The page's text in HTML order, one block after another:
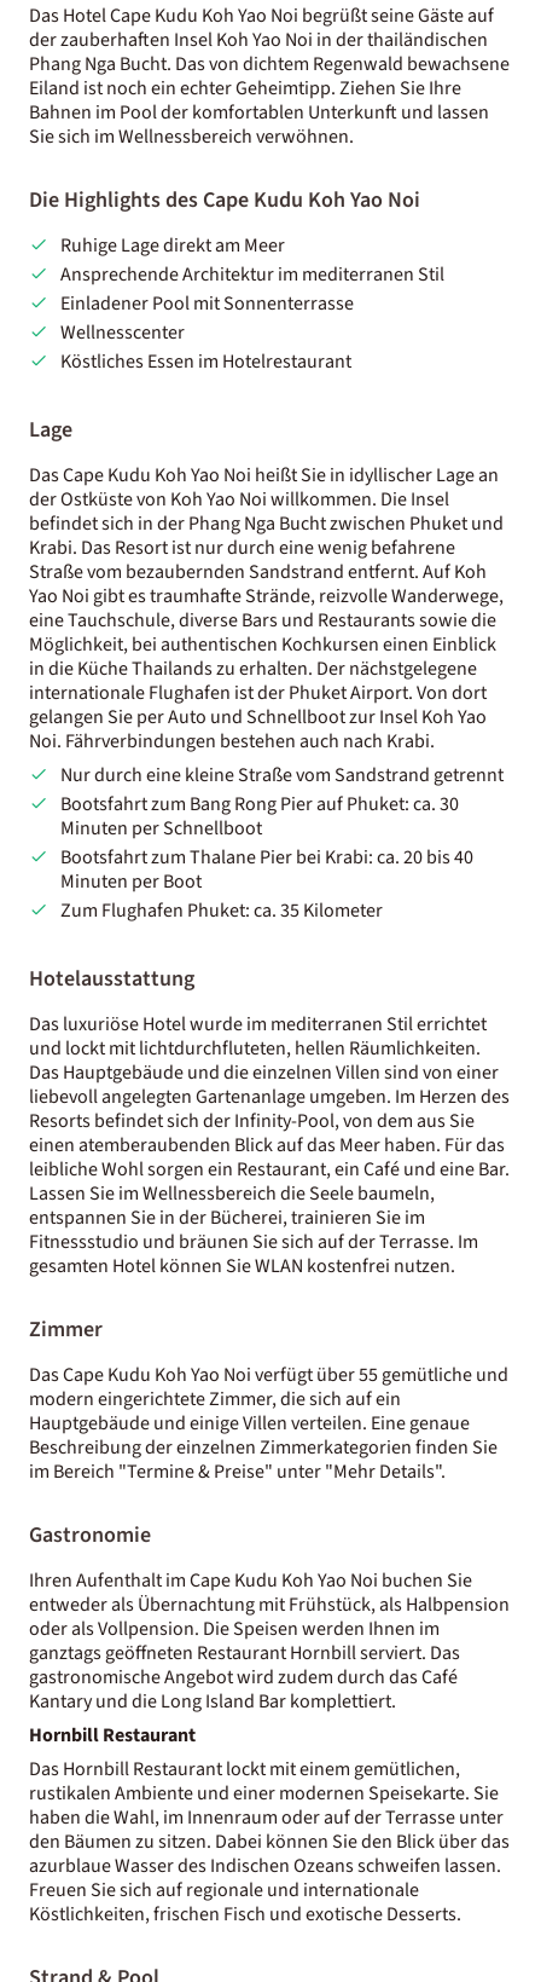
Das Hotel Cape Kudu Koh Yao Noi begrüßt seine Gäste auf
der zauberhaften Insel Koh Yao Noi in der thailändischen
Phang Nga Bucht. Das von dichtem Regenwald bewachsene
Eiland ist noch ein echter Geheimtipp. Ziehen Sie Ihre
Bahnen im Pool der komfortablen Unterkunft und lassen
Sie sich im Wellnessbereich verwöhnen.
Die Highlights des Cape Kudu Koh Yao Noi
Ruhige Lage direkt am Meer
Ansprechende Architektur im mediterranen Stil
Einladener Pool mit Sonnenterrasse
Wellnesscenter
Köstliches Essen im Hotelrestaurant
Lage
Das Cape Kudu Koh Yao Noi heißt Sie in idyllischer Lage an
der Ostküste von Koh Yao Noi willkommen. Die Insel
befindet sich in der Phang Nga Bucht zwischen Phuket und
Krabi. Das Resort ist nur durch eine wenig befahrene
Straße vom bezaubernden Sandstrand entfernt. Auf Koh
Yao Noi gibt es traumhafte Strände, reizvolle Wanderwege,
eine Tauchschule, diverse Bars und Restaurants sowie die
Möglichkeit, bei authentischen Kochkursen einen Einblick
in die Küche Thailands zu erhalten. Der nächstgelegene
internationale Flughafen ist der Phuket Airport. Von dort
gelangen Sie per Auto und Schnellboot zur Insel Koh Yao
Noi. Fährverbindungen bestehen auch nach Krabi.
Nur durch eine kleine Straße vom Sandstrand getrennt
Bootsfahrt zum Bang Rong Pier auf Phuket: ca. 30
Minuten per Schnellboot
Bootsfahrt zum Thalane Pier bei Krabi: ca. 20 bis 40
Minuten per Boot
Zum Flughafen Phuket: ca. 35 Kilometer
Hotelausstattung
Das luxuriöse Hotel wurde im mediterranen Stil errichtet
und lockt mit lichtdurchfluteten, hellen Räumlichkeiten.
Das Hauptgebäude und die einzelnen Villen sind von einer
liebevoll angelegten Gartenanlage umgeben. Im Herzen des
Resorts befindet sich der Infinity-Pool, von dem aus Sie
einen atemberaubenden Blick auf das Meer haben. Für das
leibliche Wohl sorgen ein Restaurant, ein Café und eine Bar.
Lassen Sie im Wellnessbereich die Seele baumeln,
entspannen Sie in der Bücherei, trainieren Sie im
Fitnessstudio und bräunen Sie sich auf der Terrasse. Im
gesamten Hotel können Sie WLAN kostenfrei nutzen.
Zimmer
Das Cape Kudu Koh Yao Noi verfügt über 55 gemütliche und
modern eingerichtete Zimmer, die sich auf ein
Hauptgebäude und einige Villen verteilen. Eine genaue
Beschreibung der einzelnen Zimmerkategorien finden Sie
im Bereich "Termine & Preise" unter "Mehr Details".
Gastronomie
Ihren Aufenthalt im Cape Kudu Koh Yao Noi buchen Sie
entweder als Übernachtung mit Frühstück, als Halbpension
oder als Vollpension. Die Speisen werden Ihnen im
ganztags geöffneten Restaurant Hornbill serviert. Das
gastronomische Angebot wird zudem durch das Café
Kantary und die Long Island Bar komplettiert.
Hornbill Restaurant
Das Hornbill Restaurant lockt mit einem gemütlichen,
rustikalen Ambiente und einer modernen Speisekarte. Sie
haben die Wahl, im Innenraum oder auf der Terrasse unter
den Bäumen zu sitzen. Dabei können Sie den Blick über das
azurblaue Wasser des Indischen Ozeans schweifen lassen.
Freuen Sie sich auf regionale und internationale
Köstlichkeiten, frischen Fisch und exotische Desserts.